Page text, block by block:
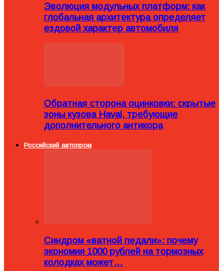
Эволюция модульных платформ: как
глобальная архитектура определяет
ездовой характер автомобиля
Обратная сторона оцинковки: скрытые
зоны кузова Haval, требующие
дополнительного антикора
Российский автопром
Синдром «ватной педали»: почему
экономия 1000 рублей на тормозных
колодках может…